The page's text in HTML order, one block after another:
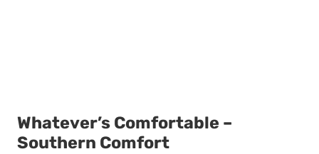
Whatever’s Comfortable –
Southern Comfort